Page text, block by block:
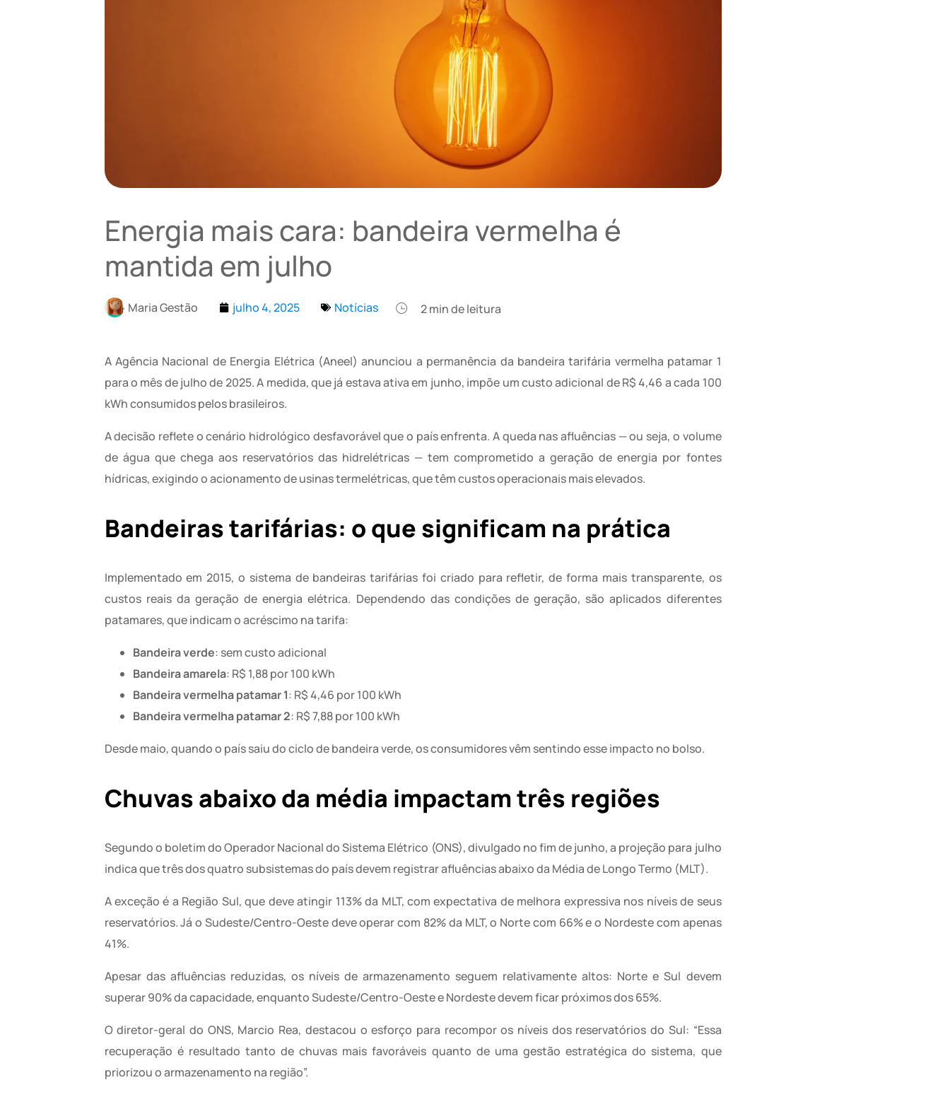
Energia mais cara: bandeira vermelha é
mantida em julho
Maria Gestão julho 4, 2025 Notícias 2min de leitura
A Agência Nacional de Energia Elétrica (Aneel) anunciou a permanência da bandeira tarifária vermelha patamar 1
para o mês de julho de 2025. A medida, que já estava ativa em junho, impõe um custo adicional de R$ 4,46 a cada 100
kWh consumidos pelos brasileiros.
A decisão reflete o cenário hidrológico desfavorável que o país enfrenta. A queda nas afluências — ou seja, o volume
de água que chega aos reservatórios das hidrelétricas — tem comprometido a geração de energia por fontes
hídricas, exigindo o acionamento de usinas termelétricas, que têm custos operacionais mais elevados.
Bandeiras tarifárias: o que significam na prática
Implementado em 2015, o sistema de bandeiras tarifárias foi criado para refletir, de forma mais transparente, os
custos reais da geração de energia elétrica. Dependendo das condições de geração, são aplicados diferentes
patamares, que indicam o acréscimo na tarifa:
Bandeira verde: sem custo adicional
Bandeira amarela: R$ 1,88 por 100 kWh
Bandeira vermelha patamar 1: R$ 4,46 por 100 kWh
Bandeira vermelha patamar 2: R$ 7,88 por 100 kWh
Desde maio, quando o país saiu do ciclo de bandeira verde, os consumidores vêm sentindo esse impacto no bolso.
Chuvas abaixo da média impactam três regiões
Segundo o boletim do Operador Nacional do Sistema Elétrico (ONS), divulgado no fim de junho, a projeção para julho
indica que três dos quatro subsistemas do país devem registrar afluências abaixo da Média de Longo Termo (MLT).
A exceção é a Região Sul, que deve atingir 113% da MLT, com expectativa de melhora expressiva nos níveis de seus
reservatórios. Já o Sudeste/Centro-Oeste deve operar com 82% da MLT, o Norte com 66% e o Nordeste com apenas
41%.
Apesar das afluências reduzidas, os níveis de armazenamento seguem relativamente altos: Norte e Sul devem
superar 90% da capacidade, enquanto Sudeste/Centro-Oeste e Nordeste devem ficar próximos dos 65%.
O diretor-geral do ONS, Marcio Rea, destacou o esforço para recompor os níveis dos reservatórios do Sul: “Essa
recuperação é resultado tanto de chuvas mais favoráveis quanto de uma gestão estratégica do sistema, que
priorizou o armazenamento na região”.